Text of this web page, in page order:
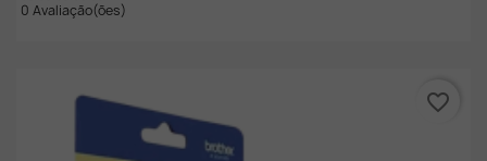
0 Avaliação(ões)
favorite_border